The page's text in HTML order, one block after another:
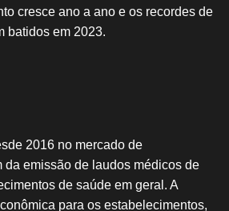
cresce ano a ano e os recordes de
batidos em 2023.
2016 no mercado de
da emissão de laudos médicos de
de saúde em geral. A
para os estabelecimentos,